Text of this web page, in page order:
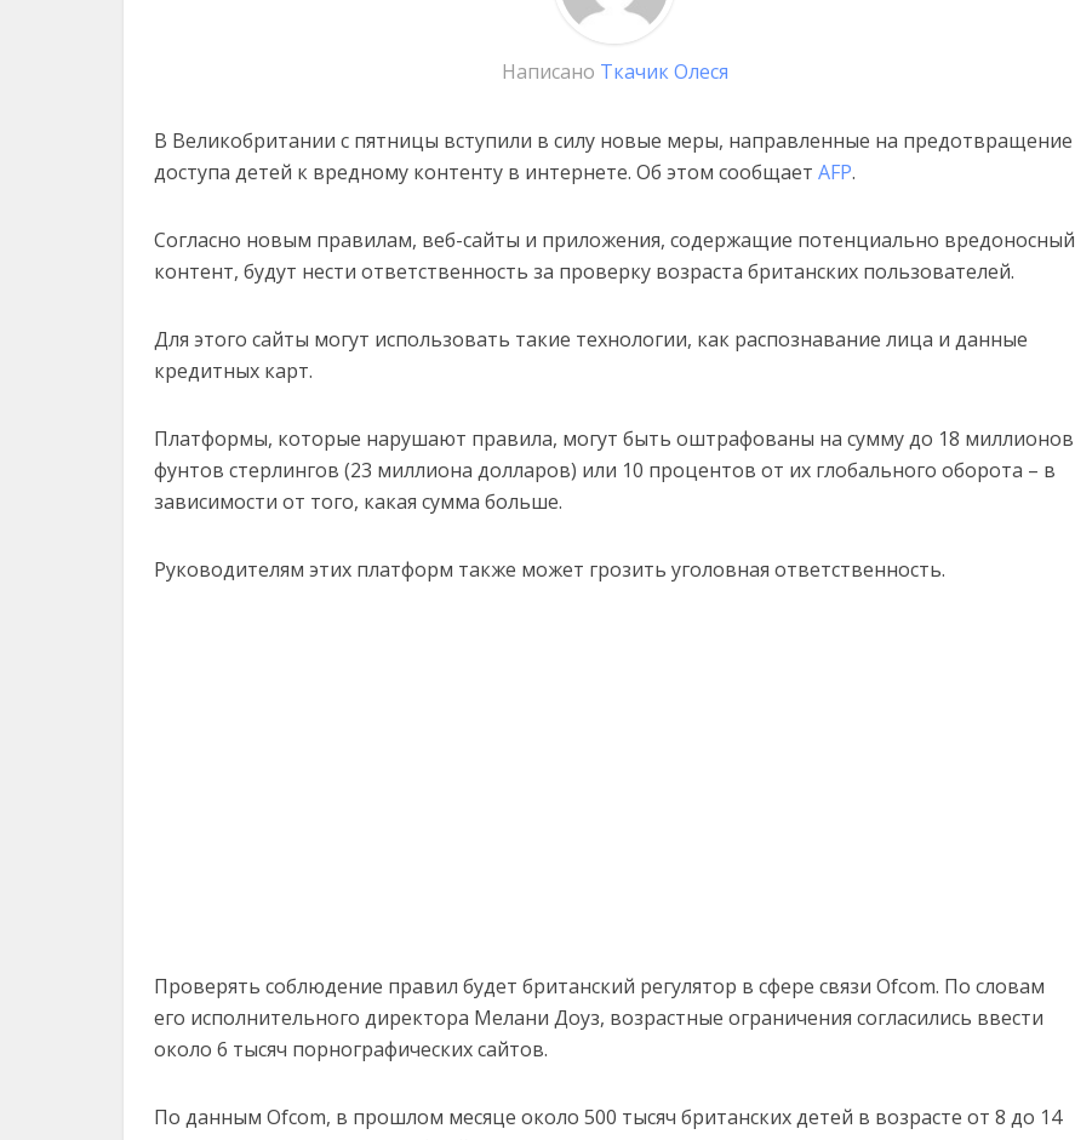
Написано Ткачик Олеся
В Великобритании с пятницы вступили в силу новые меры, направленные на предотвращение
доступа детей к вредному контенту в интернете. Об этом сообщает AFP.
Согласно новым правилам, веб-сайты и приложения, содержащие потенциально вредоносный
контент, будут нести ответственность за проверку возраста британских пользователей.
Для этого сайты могут использовать такие технологии, как распознавание лица и данные
кредитных карт.
Платформы, которые нарушают правила, могут быть оштрафованы на сумму до 18 миллионов
фунтов стерлингов (23 миллиона долларов) или 10 процентов от их глобального оборота – в
зависимости от того, какая сумма больше.
Руководителям этих платформ также может грозить уголовная ответственность.
Проверять соблюдение правил будет британский регулятор в сфере связи Ofcom. По словам
его исполнительного директора Мелани Доуз, возрастные ограничения согласились ввести
около 6 тысяч порнографических сайтов.
По данным Ofcom, в прошлом месяце около 500 тысяч британских детей в возрасте от 8 до 14